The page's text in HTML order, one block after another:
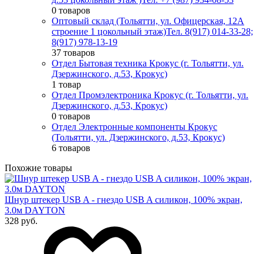
0 товаров
Оптовый склад (Тольятти, ул. Офицерская, 12А
строение 1 цокольный этаж)Тел. 8(917) 014-33-28;
8(917) 978-13-19
37 товаров
Отдел Бытовая техника Крокус (г. Тольятти, ул.
Дзержинского, д.53, Крокус)
1 товар
Отдел Промэлектроника Крокус (г. Тольятти, ул.
Дзержинского, д.53, Крокус)
0 товаров
Отдел Электронные компоненты Крокус
(Тольятти, ул. Дзержинского, д.53, Крокус)
6 товаров
Похожие товары
Шнур штекер USB A - гнездо USB A силикон, 100% экран,
3.0м DAYTON
328 руб.